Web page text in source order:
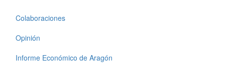
Colaboraciones
Opinión
Informe Económico de Aragón